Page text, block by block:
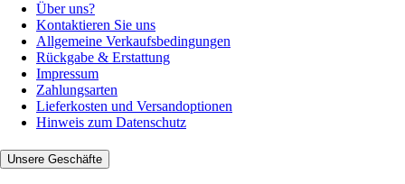
Über uns?
Kontaktieren Sie uns
Allgemeine Verkaufsbedingungen
Rückgabe & Erstattung
Impressum
Zahlungsarten
Lieferkosten und Versandoptionen
Hinweis zum Datenschutz
Unsere Geschäfte